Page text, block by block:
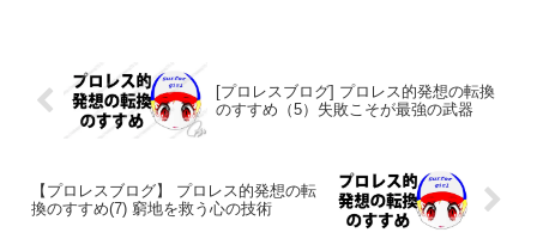
[プロレスブログ] プロレス的発想の転換
のすすめ（5）失敗こそが最強の武器
【プロレスブログ】 プロレス的発想の転
換のすすめ(7) 窮地を救う心の技術